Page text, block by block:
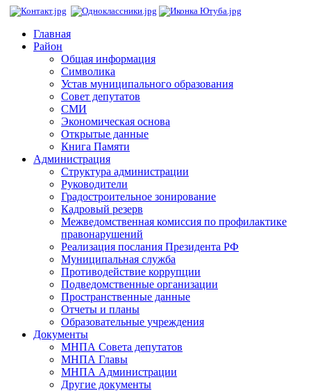
Главная
Район
Общая информация
Символика
Устав муниципального образования
Совет депутатов
СМИ
Экономическая основа
Открытые данные
Книга Памяти
Администрация
Структура администрации
Руководители
Градостроительное зонирование
Кадровый резерв
Межведомственная комиссия по профилактике
правонарушений
Реализация послания Президента РФ
Муниципальная служба
Противодействие коррупции
Подведомственные организации
Пространственные данные
Отчеты и планы
Образовательные учреждения
Документы
МНПА Совета депутатов
МНПА Главы
МНПА Администрации
Другие документы